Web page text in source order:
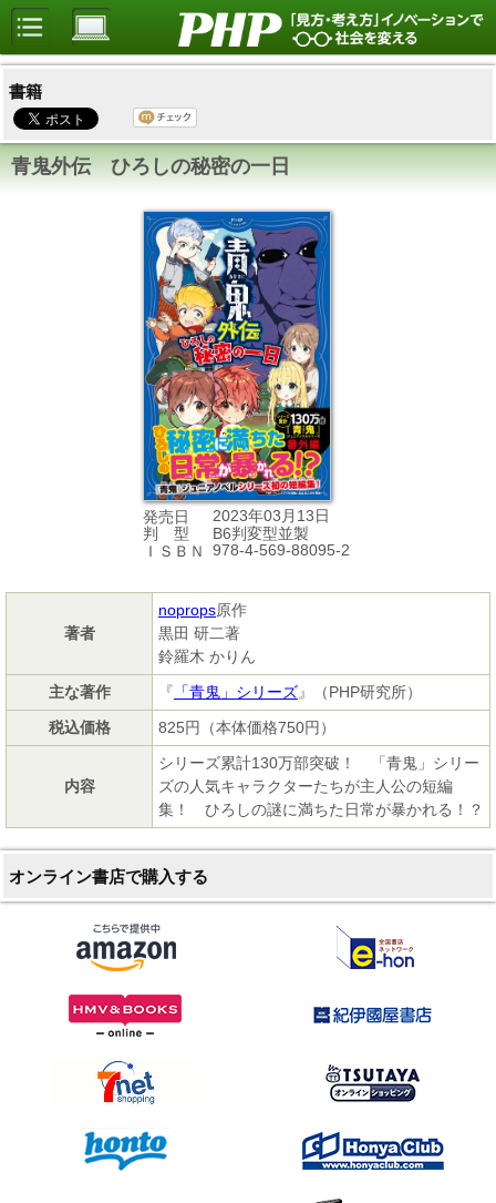
書籍
青鬼外伝 ひろしの秘密の一日
発売日
2023年03月13日
判 型
B6判変型並製
ＩＳＢＮ
978-4-569-88095-2
著者
noprops原作
黒田 研二著
鈴羅木 かりん
主な著作
『 「青鬼」シリーズ』（PHP研究所）
税込価格
825円（本体価格750円）
内容
シリーズ累計130万部突破！ 「青鬼」シリー
ズの人気キャラクターたちが主人公の短編
集！ ひろしの謎に満ちた日常が暴かれる！？
オンライン書店で購入する